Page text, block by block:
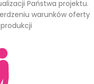
Państwa projektu.
warunków oferty